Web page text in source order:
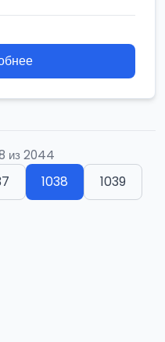
из 2044
1038
1039